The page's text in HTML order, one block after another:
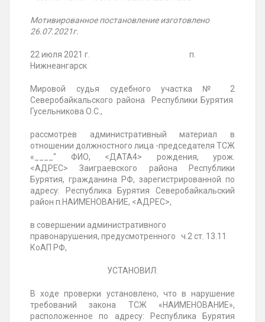
Мотивированное постановление изготовлено
26.07.2021г.
22 июля 2021 г. п.
Нижнеангарск
Мировой судья судебного участка № 2
Северобайкальского района Республики Бурятия
Гусельникова О.С.,
рассмотрев административный материал в
отношении должностного лица -председателя ТСЖ
«____" ФИО, <ДАТА4> рождения, урож.
<АДРЕС>Заиграевского района Республики
Бурятия, гражданина РФ, зарегистрированной по
адресу: Республика Бурятия Северобайкальский
район п.НАИМЕНОВАНИЕ, <АДРЕС>,
в совершении административного
правонарушения, предусмотренного ч.2 ст. 13.11
КоАП РФ,
УСТАНОВИЛ:
В ходе проверки установлено, что в нарушение
требований закона ТСЖ «НАИМЕНОВАНИЕ»,
расположенное по адресу: Республика Бурятия